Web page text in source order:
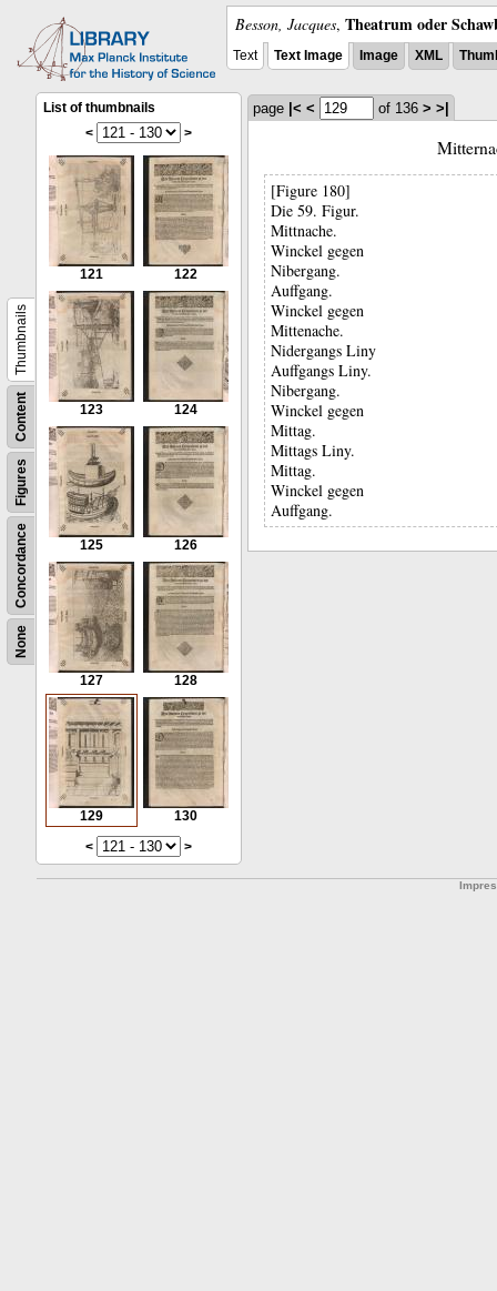
Besson, Jacques, Theatrum oder
Text Text Image Image XML
None
Concordance
Figures
Content
Thumbnails
List of thumbnails
<
>
121 122
123 124
125 126
127 128
129
130
<
>
page |< < of 136 > >|
[Figure 180]
Die 59. Figur.
Mittnache.
Winckel gegen
Nibergang.
Auffgang.
Winckel gegen
Mittenache.
Nidergangs Liny
Auffgangs Liny.
Nibergang.
Winckel gegen
Mittag.
Mittags Liny.
Mittag.
Winckel gegen
Auffgang.